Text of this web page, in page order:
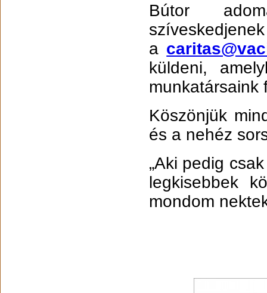
Bútor
a
küldeni,
munkatársaink
Köszönjük
és a nehéz
„Aki pedig
legkisebbek
mondom